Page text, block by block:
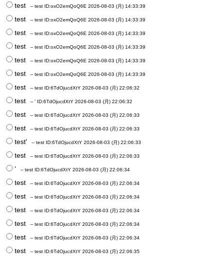
test -- test ID:oxO2emQoQ6E 2026-08-03 (月) 14:33:39
test -- test ID:oxO2emQoQ6E 2026-08-03 (月) 14:33:39
test -- test ID:oxO2emQoQ6E 2026-08-03 (月) 14:33:39
test -- test ID:oxO2emQoQ6E 2026-08-03 (月) 14:33:39
test -- test ID:oxO2emQoQ6E 2026-08-03 (月) 14:33:39
test -- test ID:oxO2emQoQ6E 2026-08-03 (月) 14:33:39
test -- test ID:6TdOjucdXtY 2026-08-03 (月) 22:06:32
test -- ' ID:6TdOjucdXtY 2026-08-03 (月) 22:06:32
test -- test ID:6TdOjucdXtY 2026-08-03 (月) 22:06:33
test -- test ID:6TdOjucdXtY 2026-08-03 (月) 22:06:33
test' -- test ID:6TdOjucdXtY 2026-08-03 (月) 22:06:33
test -- test ID:6TdOjucdXtY 2026-08-03 (月) 22:06:33
' -- test ID:6TdOjucdXtY 2026-08-03 (月) 22:06:34
test -- test ID:6TdOjucdXtY 2026-08-03 (月) 22:06:34
test -- test ID:6TdOjucdXtY 2026-08-03 (月) 22:06:34
test -- test ID:6TdOjucdXtY 2026-08-03 (月) 22:06:34
test -- test ID:6TdOjucdXtY 2026-08-03 (月) 22:06:34
test -- test ID:6TdOjucdXtY 2026-08-03 (月) 22:06:34
test -- test ID:6TdOjucdXtY 2026-08-03 (月) 22:06:35